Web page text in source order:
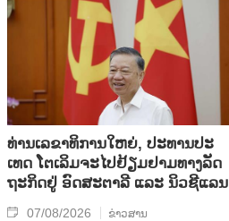
ທ່ານ​ເລ​ຂາ​ທິ​ການ​ໃຫຍ່, ປ​ະ​ທານ​ປະ​
ເທດ ໂຕ​ເລິມ​ຈະ​ໄປ​ຢ້ຽມ​ຢາມ​ທາງ​ລັດ​
ຖະ​ກິດ​ຢູ່ ອົດ​ສະ​ຕາ​ລີ ແລະ ນິວ​ຊີ​ແລນ
07/08/2026 ຂ່າວສານ